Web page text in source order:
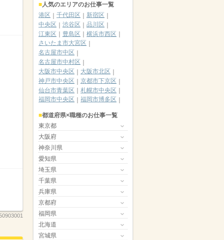
人気のエリアのお仕事一覧
港区
千代田区
新宿区
中央区
渋谷区
品川区
江東区
豊島区
横浜市西区
さいたま市大宮区
名古屋市中区
名古屋市中村区
大阪市中央区
大阪市北区
神戸市中央区
京都市下京区
仙台市青葉区
札幌市中央区
福岡市中央区
福岡市博多区
都道府県×職種のお仕事一覧
東京都
大阪府
神奈川県
愛知県
埼玉県
千葉県
兵庫県
京都府
福岡県
北海道
宮城県